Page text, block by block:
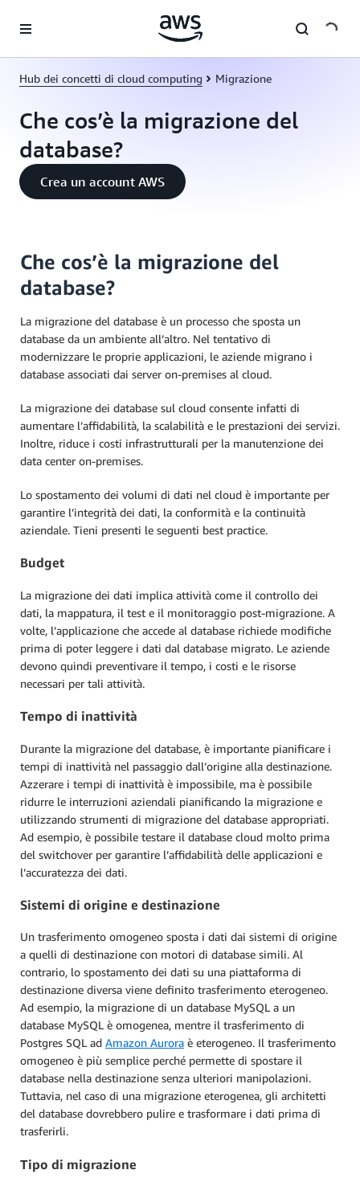
Hub dei concetti di cloud computing Migrazione
Che cos’è la migrazione del
database?
Crea un account AWS
Che cos’è la migrazione del
database?
La migrazione del database è un processo che sposta un
database da un ambiente all’altro. Nel tentativo di
modernizzare le proprie applicazioni, le aziende migrano i
database associati dai server on-premises al cloud.
La migrazione dei database sul cloud consente infatti di
aumentare l’affidabilità, la scalabilità e le prestazioni dei servizi.
Inoltre, riduce i costi infrastrutturali per la manutenzione dei
data center on-premises.
Lo spostamento dei volumi di dati nel cloud è importante per
garantire l’integrità dei dati, la conformità e la continuità
aziendale. Tieni presenti le seguenti best practice.
Budget
La migrazione dei dati implica attività come il controllo dei
dati, la mappatura, il test e il monitoraggio post-migrazione. A
volte, l’applicazione che accede al database richiede modifiche
prima di poter leggere i dati dal database migrato. Le aziende
devono quindi preventivare il tempo, i costi e le risorse
necessari per tali attività.
Tempo di inattività
Durante la migrazione del database, è importante pianificare i
tempi di inattività nel passaggio dall’origine alla destinazione.
Azzerare i tempi di inattività è impossibile, ma è possibile
ridurre le interruzioni aziendali pianificando la migrazione e
utilizzando strumenti di migrazione del database appropriati.
Ad esempio, è possibile testare il database cloud molto prima
del switchover per garantire l’affidabilità delle applicazioni e
l’accuratezza dei dati.
Sistemi di origine e destinazione
Un trasferimento omogeneo sposta i dati dai sistemi di origine
a quelli di destinazione con motori di database simili. Al
contrario, lo spostamento dei dati su una piattaforma di
destinazione diversa viene definito trasferimento eterogeneo.
Ad esempio, la migrazione di un database MySQL a un
database MySQL è omogenea, mentre il trasferimento di
Postgres SQL ad Amazon Aurora è eterogeneo. Il trasferimento
omogeneo è più semplice perché permette di spostare il
database nella destinazione senza ulteriori manipolazioni.
Tuttavia, nel caso di una migrazione eterogenea, gli architetti
del database dovrebbero pulire e trasformare i dati prima di
trasferirli.
Tipo di migrazione